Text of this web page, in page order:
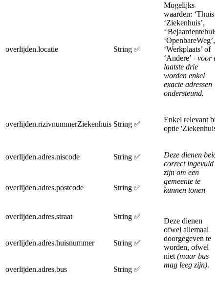
overlijden.locatie String ✅
Mogelijks
waarden: ‘Thuis’,
‘Ziekenhuis’,
‘OpenbareWeg’,
‘Werkplaats’ of
‘Andere’ - voor
laatste drie
worden enkel
exacte adressen
ondersteund.
overlijden.rizivnummerZiekenhuis String ✅
Enkel relevant bij
optie 'Ziekenhuis’
overlijden.adres.niscode String ✅
Deze dienen
correct ingevuld
zijn om een
gemeente te
kunnen tonen
overlijden.adres.postcode String ✅
overlijden.adres.straat String ✅
Deze dienen
ofwel allemaal
doorgegeven te
worden, ofwel
niet (maar bus
mag leeg zijn).
overlijden.adres.huisnummer String ✅
overlijden.adres.bus String ✅